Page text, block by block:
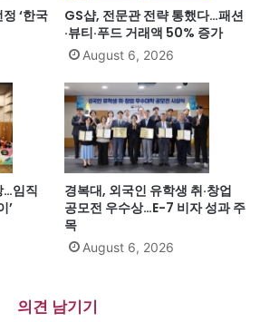
‘한국
GS샵, 전문관 전략 통했다…패션
·뷰티·푸드 거래액 50% 증가
August 6, 2026
…임직
’
경복대, 외국인 유학생 취·창업
공모전 우수상…E-7 비자 성과 주
목
August 6, 2026
의견 남기기